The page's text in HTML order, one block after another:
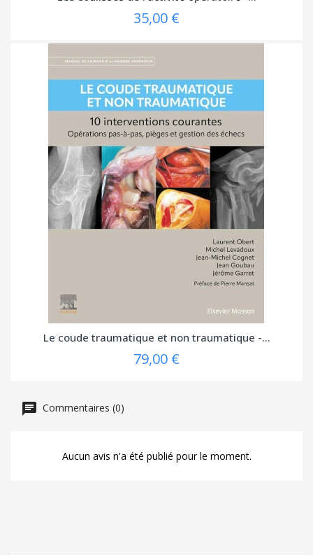
35,00 €
Le coude traumatique et non traumatique -...
79,00 €
Commentaires (0)
Aucun avis n'a été publié pour le moment.